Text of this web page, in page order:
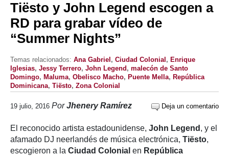
Tiësto y John Legend escogen a
RD para grabar vídeo de
“Summer Nights”
Temas relacionados: Ana Gabriel , Ciudad Colonial , Enrique
Iglesias, Jessy Terrero, John Legend , malecón de Santo
Domingo, Maluma, Obelisco Macho, Puente Mella, República
Dominicana, Tiësto, Zona Colonial
19 julio, 2016 PorJhenery Ramírez Deja un comentario
El reconocido artista estadounidense, John Legend , y el
afamado DJ neerlandés de música electrónica, Tiësto,
escogieron a la Ciudad Colonial en República